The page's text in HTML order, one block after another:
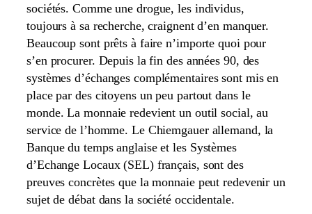
sociétés. Comme une drogue, les individus,
toujours à sa recherche, craignent d’en manquer.
Beaucoup sont prêts à faire n’importe quoi pour
s’en procurer. Depuis la fin des années 90, des
systèmes d’échanges complémentaires sont mis en
place par des citoyens un peu partout dans le
monde. La monnaie redevient un outil social, au
service de l’homme. Le Chiemgauer allemand, la
Banque du temps anglaise et les Systèmes
d’Echange Locaux (SEL) français, sont des
preuves concrètes que la monnaie peut redevenir un
sujet de débat dans la société occidentale.